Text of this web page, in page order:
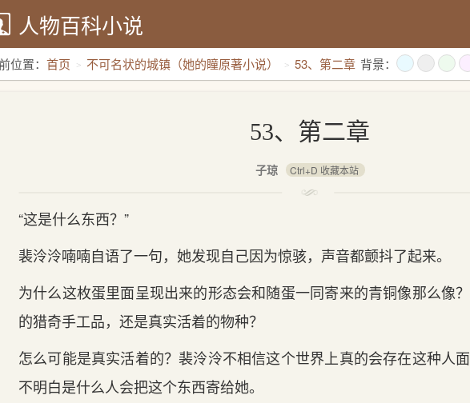
人物百科小说
位置： 首页 不可名状的城镇（她的瞳原著小说） 53、第二章 背景：
53、第二章
子琼 Ctrl+D 收藏本站
“这是什么东西？”
裴泠泠喃喃自语了一句，她发现自己因为惊骇，声音都颤抖了起来。
为什么这枚蛋里面呈现出来的形态会和随蛋一同寄来的青铜像那么像
的猎奇手工品，还是真实活着的物种？
怎么可能是真实活着的？裴泠泠不相信这个世界上真的会存在这种人
不明白是什么人会把这个东西寄给她。